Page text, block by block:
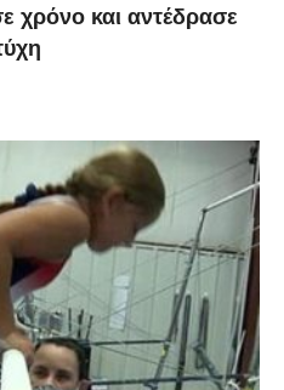
χρόνο και αντέδρασε